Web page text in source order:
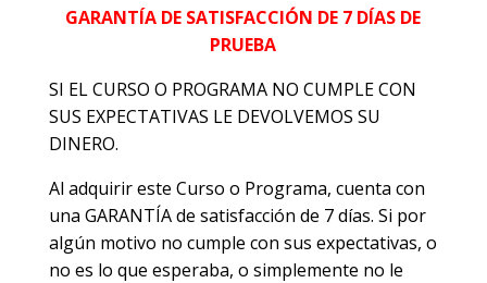
GARANTÍA DE SATISFACCIÓN DE 7 DÍAS DE
PRUEBA
SI EL CURSO O PROGRAMA NO CUMPLE CON
SUS EXPECTATIVAS LE DEVOLVEMOS SU
DINERO.
Al adquirir este Curso o Programa, cuenta con
una GARANTÍA de satisfacción de 7 días. Si por
algún motivo no cumple con sus expectativas, o
no es lo que esperaba, o simplemente no le